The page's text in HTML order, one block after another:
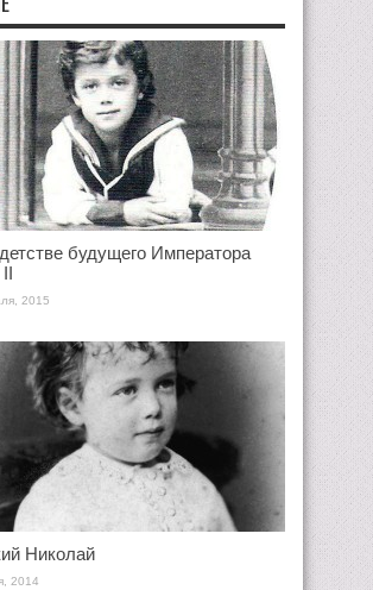
будущего Императора
2015
Николай
2014